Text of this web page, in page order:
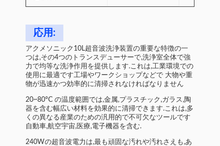
応用:
アクメソニック10L超音波洗浄装置の重要な特徴の一
つは,その4つのトランスデューサーで,洗浄室全体で強
力で均等な洗浄作用を提供します.これは,工業環境での
使用に最適です工場やワークショップなどで 大物や重
物が迅速かつ効率的に清掃されなければなりません
20~80°C の温度範囲では,金属,プラスチック,ガラス,陶
器を含む幅広い材料を効果的に清掃できます.これは,多
くの異なる産業のための汎用的で不可欠なツールです
自動車,航空宇宙,医療,電子機器を含む.
240Wの超音波電力は,最も頑固な汚れや汚れさえも,あ